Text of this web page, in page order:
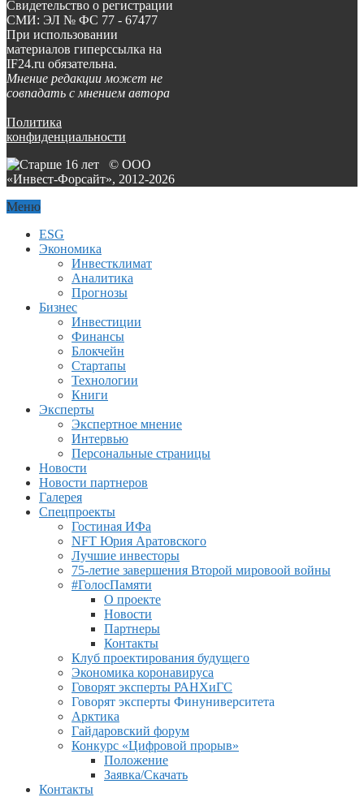
Свидетельство о регистрации
СМИ: ЭЛ № ФС 77 - 67477
При использовании
материалов гиперссылка на
IF24.ru обязательна.
Мнение редакции может не
совпадать с мнением автора
Политика
конфиденциальности
© ООО
«Инвест-Форсайт», 2012-2026
Меню
ESG
Экономика
Инвестклимат
Аналитика
Прогнозы
Бизнес
Инвестиции
Финансы
Блокчейн
Стартапы
Технологии
Книги
Эксперты
Экспертное мнение
Интервью
Персональные страницы
Новости
Новости партнеров
Галерея
Спецпроекты
Гостиная ИФа
NFT Юрия Аратовского
Лучшие инвесторы
75-летие завершения Второй мировоой войны
#ГолосПамяти
О проекте
Новости
Партнеры
Контакты
Клуб проектирования будущего
Экономика коронавируса
Говорят эксперты РАНХиГС
Говорят эксперты Финуниверситета
Арктика
Гайдаровский форум
Конкурс «Цифровой прорыв»
Положение
Заявка/Скачать
Контакты